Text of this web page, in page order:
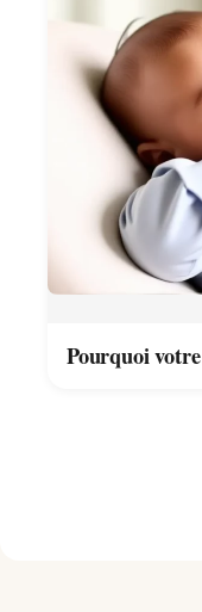
Pourquoi